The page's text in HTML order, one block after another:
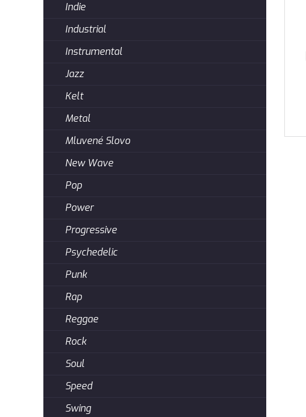
Indie
Industrial
Instrumental
Jazz
Kelt
Metal
Mluvené Slovo
New Wave
Pop
Power
Progressive
Psychedelic
Punk
Rap
Reggae
Rock
Soul
Speed
Swing